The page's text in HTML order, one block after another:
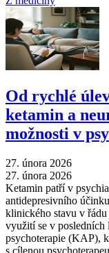
Od rychlé
ketamin a
možnosti v
27. února 2026
27. února 2026
Ketamin patří v
antidepresivního
klinického stavu v
využití se v posledních
psychoterapie (KAP),
s cílenou